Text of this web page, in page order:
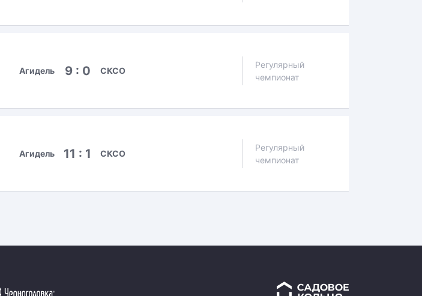
Агидель 9 : 0 СКСО
Регулярный
чемпионат
Агидель 11 : 1 СКСО
Регулярный
чемпионат